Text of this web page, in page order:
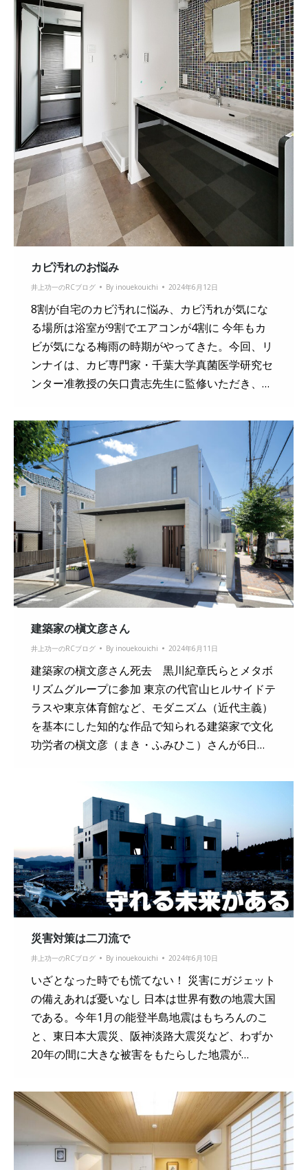
カビ汚れのお悩み
井上功一のRCブログ By inouekouichi 2024年6月12日
8割が自宅のカビ汚れに悩み、カビ汚れが気にな
る場所は浴室が9割でエアコンが4割に 今年もカ
ビが気になる梅雨の時期がやってきた。今回、リ
ンナイは、カビ専門家・千葉大学真菌医学研究セ
ンター准教授の矢口貴志先生に監修いただき、…
建築家の槇文彦さん
井上功一のRCブログ By inouekouichi 2024年6月11日
建築家の槇文彦さん死去 黒川紀章氏らとメタボ
リズムグループに参加 東京の代官山ヒルサイドテ
ラスや東京体育館など、モダニズム（近代主義）
を基本にした知的な作品で知られる建築家で文化
功労者の槇文彦（まき・ふみひこ）さんが6日…
災害対策は二刀流で
井上功一のRCブログ By inouekouichi 2024年6月10日
いざとなった時でも慌てない！ 災害にガジェット
の備えあれば憂いなし 日本は世界有数の地震大国
である。今年1月の能登半島地震はもちろんのこ
と、東日本大震災、阪神淡路大震災など、わずか
20年の間に大きな被害をもたらした地震が…